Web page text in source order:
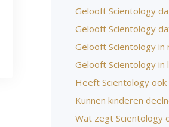
Gelooft Scientology
Gelooft Scientology
Gelooft Scientology
Gelooft Scientology in
Heeft Scientology
Kunnen kinderen
Wat zegt Scientology